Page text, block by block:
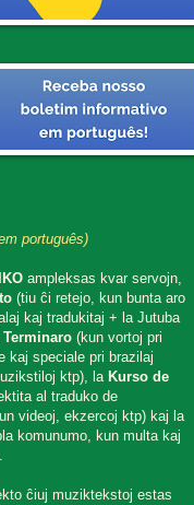
português)
ampleksas kvar servojn,
(tiu ĉi retejo, kun bunta aro
kaj tradukitaj + la Jutuba
Terminaro(kun vortoj pri
kaj speciale pri brazilaj
ktp), la Kurso de
al traduko de
videoj, ekzercoj ktp) kaj la
komunumo, kun multa kaj
ĉiuj muziktekstoj estas